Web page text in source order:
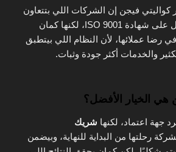
كواليتي فيجن إن الشركات اللي بتتعاون
معاها مش بس بتحصل على شهادة ISO 9001، لكنها كمان
عملائها، لأن النظام اللي بيتطبق
والخدمات أكثر جودة وثبات.
هي الخيار الأفضل؟
جهة اعتماد، لكنها شريك
رحلتها من البداية للنهاية، وبيضمن